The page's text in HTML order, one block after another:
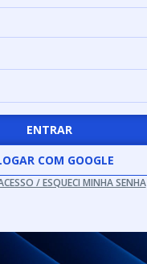
ENTRAR
COM GOOGLE
/ ESQUECI MINHA SENHA